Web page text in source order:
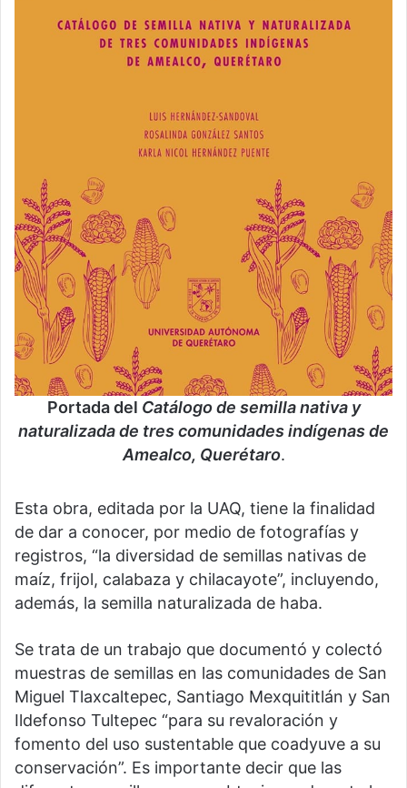
Portada del Catálogo de semilla nativa y
naturalizada de tres comunidades indígenas de
Amealco, Querétaro.
Esta obra, editada por la UAQ, tiene la finalidad
de dar a conocer, por medio de fotografías y
registros, “la diversidad de semillas nativas de
maíz, frijol, calabaza y chilacayote”, incluyendo,
además, la semilla naturalizada de haba.
Se trata de un trabajo que documentó y colectó
muestras de semillas en las comunidades de San
Miguel Tlaxcaltepec, Santiago Mexquititlán y San
Ildefonso Tultepec “para su revaloración y
fomento del uso sustentable que coadyuve a su
conservación”. Es importante decir que las